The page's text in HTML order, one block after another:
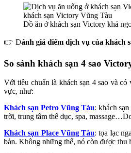
Đồ ăn ở khách sạn Victory khá
👉 Đánh giá điểm dịch vụ của khách
So sánh khách sạn 4 sao
Với tiêu chuẩn là khách sạn 4 sao và
vực, như:
Khách sạn Petro Vũng Tàu: khách
trời, trung tâm thể dục, spa,
Khách sạn Place Vũng Tàu: tọa lạc
bản. Không những thế, nó còn được thu